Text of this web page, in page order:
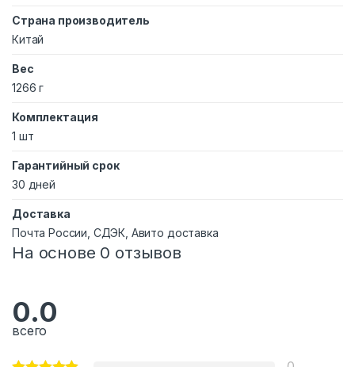
Страна производитель
Китай
Вес
1266 г
Комплектация
1 шт
Гарантийный срок
30 дней
Доставка
Почта России, СДЭК, Авито доставка
На основе 0 отзывов
0.0
всего